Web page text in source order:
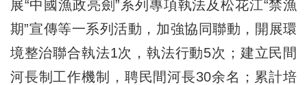
展“中國漁政亮劍”系列專項執法及松花江“禁漁
期”宣傳等一系列活動，加強協同聯動，開展環
境整治聯合執法1次，執法行動5次；建立民間
河長制工作機制，聘民間河長30余名；累計培